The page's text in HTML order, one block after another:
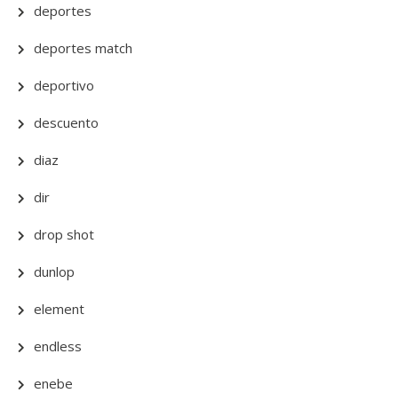
deportes
deportes match
deportivo
descuento
diaz
dir
drop shot
dunlop
element
endless
enebe